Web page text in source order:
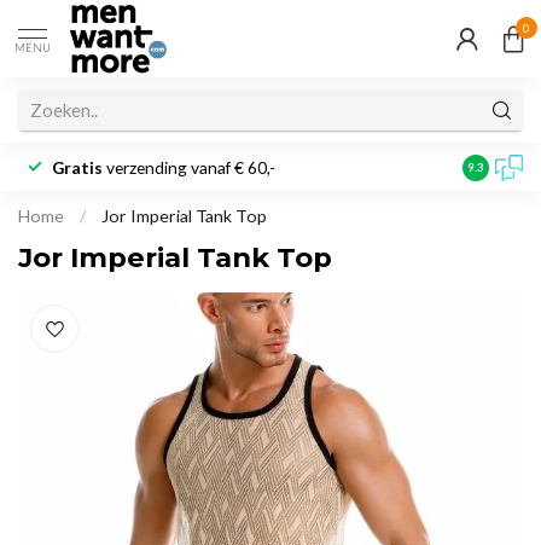
MENU
0
Gratis verzending vanaf € 60,- 9.3
Home / Jor Imperial Tank Top
Jor Imperial Tank Top